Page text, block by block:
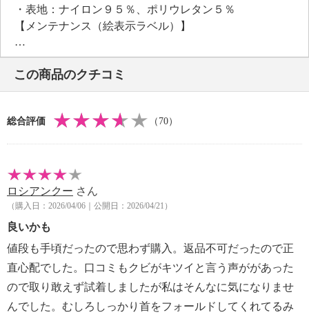
・表地：ナイロン９５％、ポリウレタン５％
【メンテナンス（絵表示ラベル）】
・洗濯機：可
・漂白処理：塩素系・酸素系漂白不可
・タンブル乾燥：不可
・自然乾燥：日陰の吊り干し
・ドライクリーニング：不可
【メンテナンス（ケアラベル）】
・摩擦による色落ち、色移り注意
・過度な力をかけない
・ネット使用
・無蛍光洗剤使用
【個体差あり】
・個体差あり
【原産国（地）】
・中国製
この商品のクチコミ
総合評価 （70）
ロシアンクー さん
（購入日：2026/04/06｜公開日：2026/04/21）
良いかも
値段も手頃だったので思わず購入。返品不可だったので正
直心配でした。口コミもクビがキツイと言う声ががあった
ので取り敢えず試着しましたが私はそんなに気になりませ
んでした。むしろしっかり首をフォールドしてくれてるみ